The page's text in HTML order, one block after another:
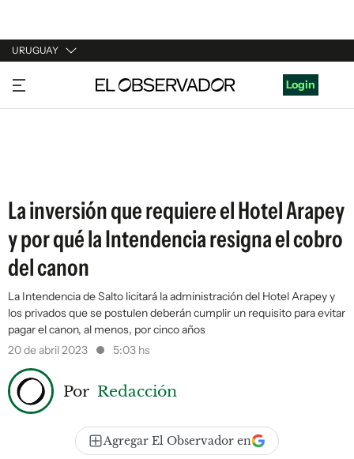
URUGUAY
URUGUAY
ARGENTINA
Login
La inversión que requiere el Hotel Arapey
y por qué la Intendencia resigna el cobro
del canon
La Intendencia de Salto licitará la administración del Hotel Arapey y
los privados que se postulen deberán cumplir un requisito para evitar
pagar el canon, al menos, por cinco años
20 de abril 2023
5:03 hs
Por Redacción
Agregar El Observador en